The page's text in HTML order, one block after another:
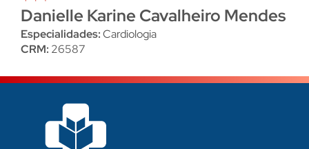
Danielle Karine Cavalheiro Mendes
Especialidades:Cardiologia
CRM: 26587